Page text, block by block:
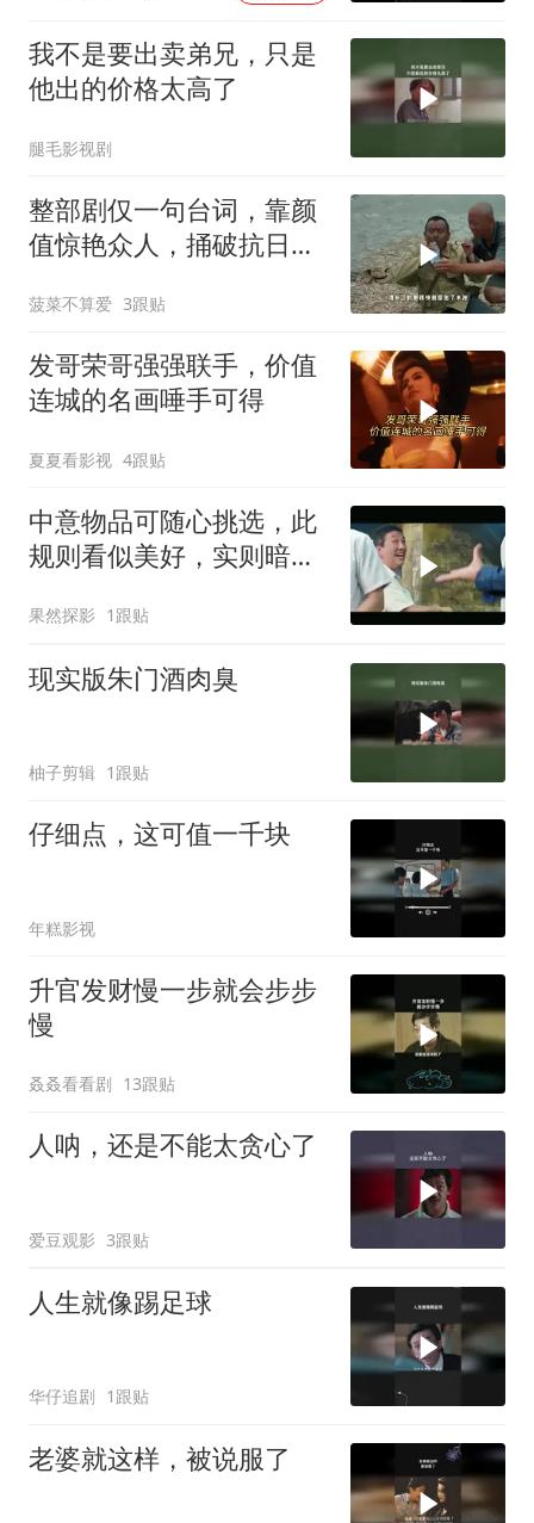
我不是要出卖弟兄，只是
他出的价格太高了
腿毛影视剧
整部剧仅一句台词，靠颜
值惊艳众人，捅破抗日喜
菠菜不算爱 3跟贴
发哥荣哥强强联手，价值
连城的名画唾手可得
夏夏看影视 4跟贴
中意物品可随心挑选，此
规则看似美好，实则暗藏
果然探影 1跟贴
现实版朱门酒肉臭
柚子剪辑 1跟贴
仔细点，这可值一千块
年糕影视
升官发财慢一步就会步步
慢
叒叒看看剧 13跟贴
人呐，还是不能太贪心了
爱豆观影 3跟贴
人生就像踢足球
华仔追剧 1跟贴
老婆就这样，被说服了